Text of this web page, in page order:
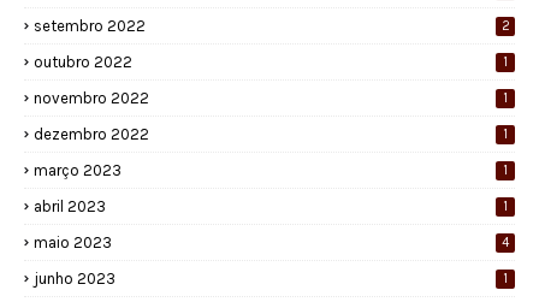
setembro 2022 2
outubro 2022 1
novembro 2022 1
dezembro 2022 1
março 2023 1
abril 2023 1
maio 2023 4
junho 2023 1